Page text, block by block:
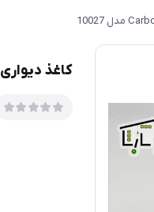
کاغذ دیواری Carbon V1 مدل 10027